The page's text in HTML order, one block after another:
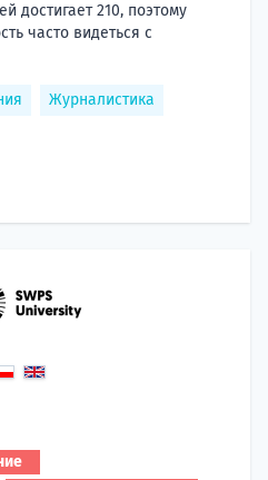
достигает 210, поэтому
часто видеться с
Журналистика